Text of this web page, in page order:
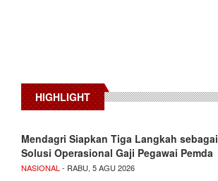
HIGHLIGHT
Mendagri Siapkan Tiga Langkah sebagai
Solusi Operasional Gaji Pegawai Pemda
NASIONAL - RABU, 5 AGU 2026